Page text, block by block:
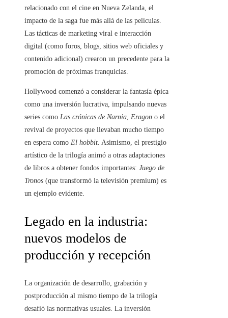
relacionado con el cine en Nueva Zelanda, el
impacto de la saga fue más allá de las películas.
Las tácticas de marketing viral e interacción
digital (como foros, blogs, sitios web oficiales y
contenido adicional) crearon un precedente para la
promoción de próximas franquicias.
Hollywood comenzó a considerar la fantasía épica
como una inversión lucrativa, impulsando nuevas
series como Las crónicas de Narnia, Eragon o el
revival de proyectos que llevaban mucho tiempo
en espera como El hobbit. Asimismo, el prestigio
artístico de la trilogía animó a otras adaptaciones
de libros a obtener fondos importantes: Juego de
Tronos (que transformó la televisión premium) es
un ejemplo evidente.
Legado en la industria:
nuevos modelos de
producción y recepción
La organización de desarrollo, grabación y
postproducción al mismo tiempo de la trilogía
desafió las normativas usuales. La inversión